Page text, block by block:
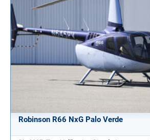
Robinson R66 NxG Palo Verde